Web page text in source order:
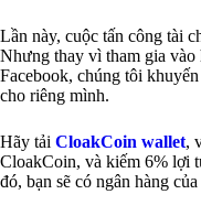
Lần này, cuộc tấn công tài
Nhưng thay vì tham gia vào
Facebook, chúng tôi
cho riêng mình.
Hãy tải CloakCoin wallet,
CloakCoin, và kiếm 6% lợi
đó, bạn sẽ có ngân hàng